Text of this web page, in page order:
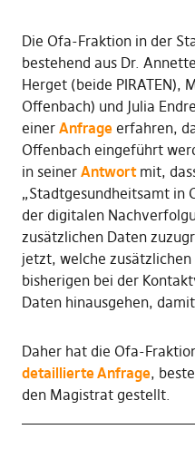
Die Ofa-Fraktion in der
bestehend aus Dr.
Herget (beide PIRATEN),
Offenbach) und Julia
einer Anfrageerfahren,
Offenbach eingeführt
in seiner Antwortmit,
„Stadtgesundheitsamt in
der digitalen
zusätzlichen Daten
jetzt, welche
bisherigen bei der
Daten hinausgehen,
Daher hat die Ofa-
detaillierte Anfrage,
den Magistrat gestellt.